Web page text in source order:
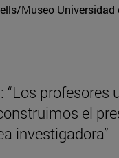
Museo Universidad
“Los
el
investigadora”